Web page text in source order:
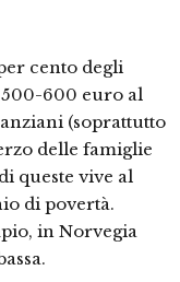
cento degli
600 euro al
(soprattutto
delle famiglie
queste vive al
di povertà.
in Norvegia